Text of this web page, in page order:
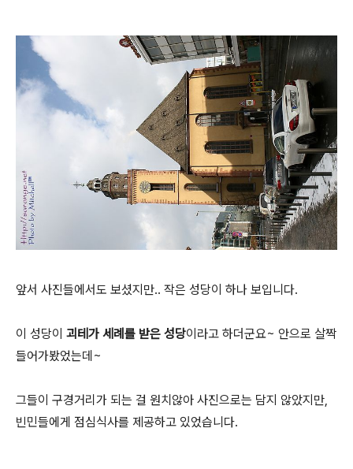
앞서 사진들에서도 보셨지만.. 작은 성당이 하나 보입니다.
이 성당이 괴테가 세례를 받은 성당이라고 하더군요~ 안으로 살짝
들어가봤었는데~
그들이 구경거리가 되는 걸 원치않아 사진으로는 담지 않았지만,
빈민들에게 점심식사를 제공하고 있었습니다.